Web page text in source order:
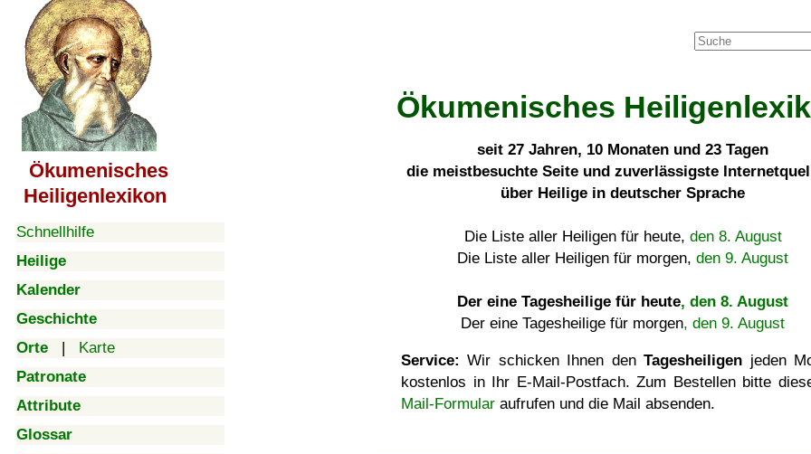
Ökumenisches
Heiligenlexikon
Schnellhilfe
Heilige
Kalender
Geschichte
Orte | Karte
Patronate
Attribute
Glossar
Ökumenisches
seit 27 Jahren, 10 Monaten und 23 Tagen
die meistbesuchte Seite und zuverlässigste
über Heilige in deutscher Sprache
Die Liste aller Heiligen für heute, den 8. August
Die Liste aller Heiligen für morgen, den 9. August
Der eine Tagesheilige für heute, den 8. August
Der eine Tagesheilige für morgen, den 9. August
Service: Wir schicken Ihnen denTagesheiligen jeden
kostenlos in Ihr E-Mail-Postfach. Zum Bestellen bitte
Mail-Formular aufrufen und die Mail absenden.